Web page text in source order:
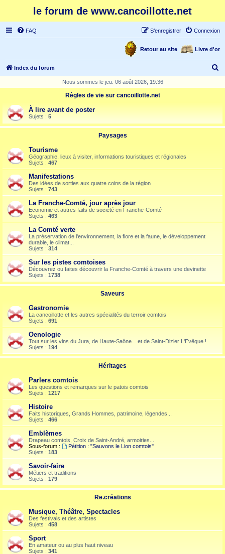
le forum de www.cancoillotte.net
FAQ Connexion
S’enregistrer
Livre d'or
Retour au site
Index du forum
r
Nous sommes le jeu. 06 août 2026, 19:36
Règles de vie sur cancoillotte.net
À lire avant de poster
Sujets : 5
Paysages
Tourisme
Géographie, lieux à visiter, informations touristiques et régionales
Sujets : 467
Manifestations
Des idées de sorties aux quatre coins de la région
Sujets : 743
La Franche-Comté, jour après jour
Economie et autres faits de société en Franche-Comté
Sujets : 463
La Comté verte
La préservation de l'environnement, la flore et la faune, le développement
durable, le climat...
Sujets : 314
Sur les pistes comtoises
Découvrez ou faites découvrir la Franche-Comté à travers une devinette
Sujets : 1738
Saveurs
Gastronomie
La cancoillotte et les autres spécialités du terroir comtois
Sujets : 691
Oenologie
Tout sur les vins du Jura, de Haute-Saône... et de Saint-Dizier L'Evêque !
Sujets : 194
Héritages
Parlers comtois
Les questions et remarques sur le patois comtois
Sujets : 1217
Histoire
Faits historiques, Grands Hommes, patrimoine, légendes...
Sujets : 466
Emblèmes
Drapeau comtois, Croix de Saint-André, armoiries...
Sous-forum :
Pétition : "Sauvons le Lion comtois"
Sujets : 183
Savoir-faire
Métiers et traditions
Sujets : 179
Re.créations
Musique, Théâtre, Spectacles
Des festivals et des artistes
Sujets : 458
Sport
En amateur ou au plus haut niveau
Sujets : 341